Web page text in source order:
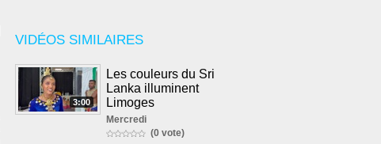
VIDÉOS SIMILAIRES
3:00
Les couleurs du Sri
Lanka illuminent
Limoges
Mercredi
(0 vote)